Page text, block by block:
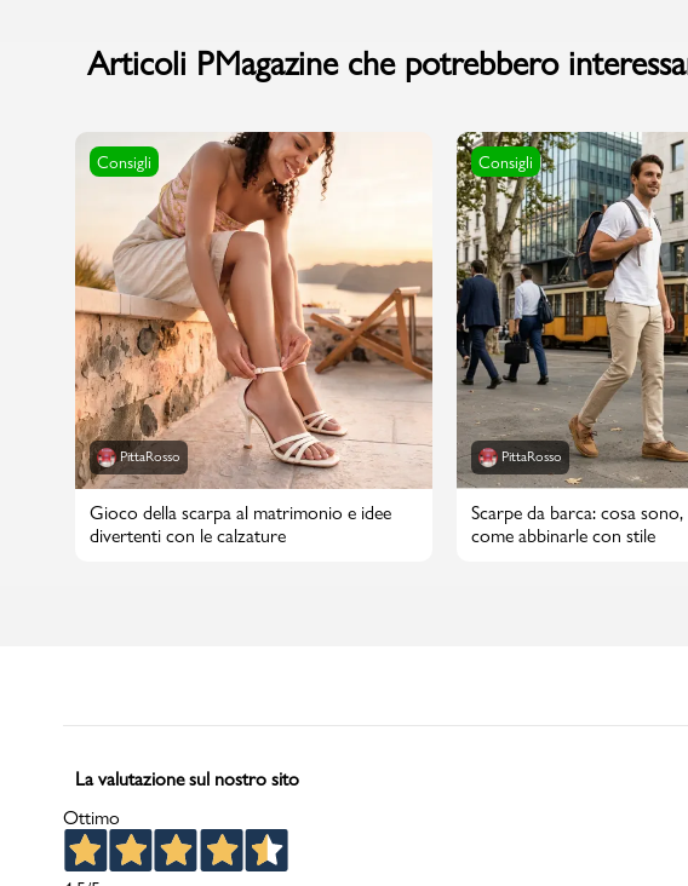
Carrello
Promo & News
negozi
contatti
pcard
Gift card
Articoli PMagazine che potrebbero
Consigli
PittaRosso
Gioco della scarpa al matrimonio e idee
divertenti con le calzature
Consigli
PittaRosso
Scarpe da barca: cosa
come abbinarle con stile
La valutazione sul nostro sito
Ottimo